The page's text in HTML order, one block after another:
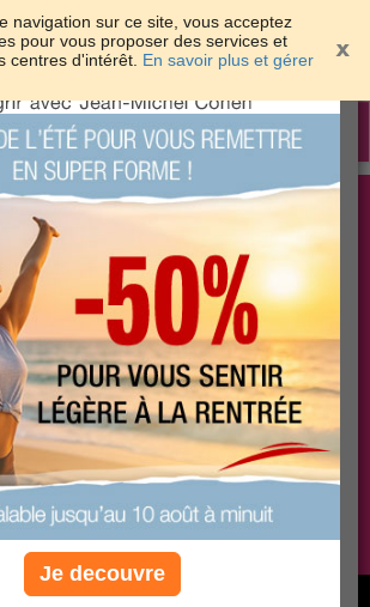
navigation sur ce site, vous acceptez
pour vous proposer des services et
centres d'intérêt. En savoir plus et gérer
solutions pour maigrir et être bien
dans sa peau
PLUS
SANTÉ
PLUS
COACHING
je préfère le régime gratuit
ont maigri et réappris à manger avec nous
×
Je decouvre